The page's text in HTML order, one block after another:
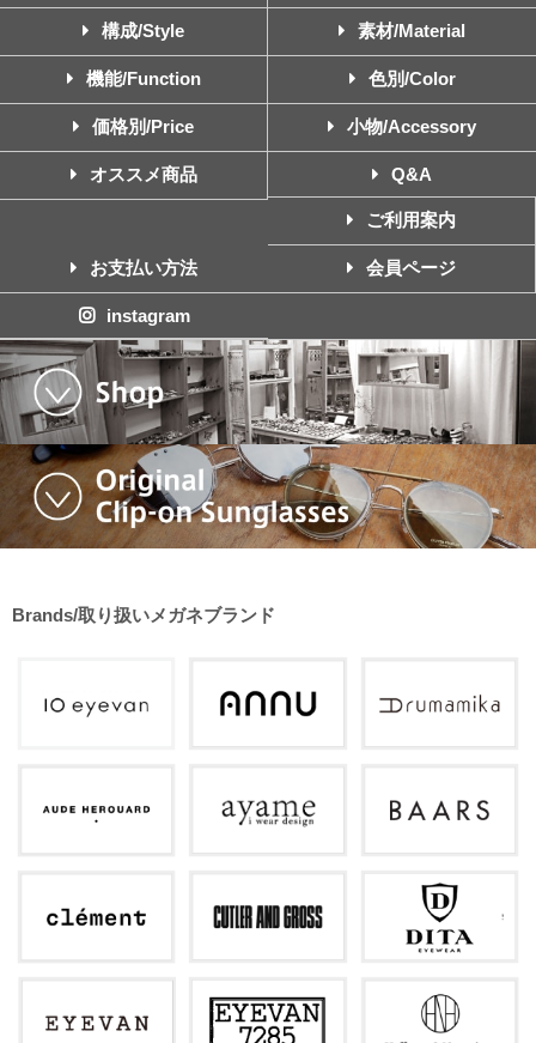
構成/Style 素材/Material
機能/Function 色別/Color
価格別/Price 小物/Accessory
オススメ商品 Q&A
ご利用案内
お支払い方法 会員ページ
instagram
Brands/取り扱いメガネブランド